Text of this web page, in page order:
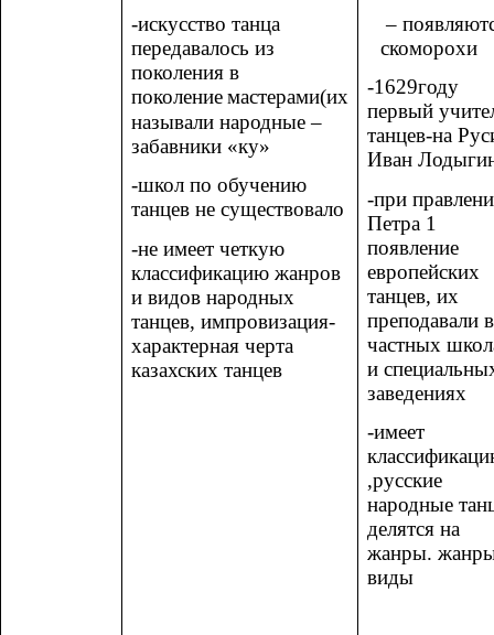
-искусство танца
передавалось из
поколения в
поколениемастерами(их
называли народные –
забавники «ку»
-школ по обучению
танцев не существовало
-не имеет четкую
классификацию жанров
и видов народных
танцев, импровизация-
характерная черта
казахских танцев
–
скоморохи
-1629году
первый
танцев-на
Иван
-при
Петра 1
появление
европейских
танцев, их
преподавали в
частных
и
заведениях
-имеет
,русские
народные
делятся на
жанры.
виды